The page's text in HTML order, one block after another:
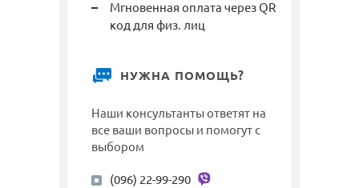
Мгновенная оплата через QR
код для физ. лиц
НУЖНА ПОМОЩЬ?
Наши консультанты ответят на
все ваши вопросы и помогут с
выбором
(096) 22-99-290